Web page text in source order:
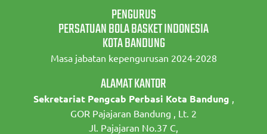
PENGURUS
PERSATUAN BOLA BASKET INDONESIA
KOTA BANDUNG
Masa jabatan kepengurusan 2024-2028
ALAMAT KANTOR
Sekretariat Pengcab Perbasi Kota Bandung ,
GOR Pajajaran Bandung , Lt. 2
Jl. Pajajaran No.37 C,